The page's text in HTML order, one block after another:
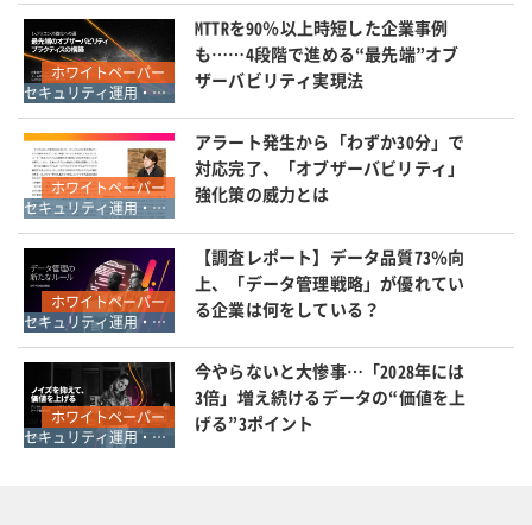
ホワイトペーパー
セキュリティ運用・SOC・SIEM・ログ管理
MTTRを90％以上時短した企業事例
も……4段階で進める“最先端”オブ
ザーバビリティ実現法
ホワイトペーパー
セキュリティ運用・SOC・SIEM・ログ管理
アラート発生から「わずか30分」で
対応完了、「オブザーバビリティ」
強化策の威力とは
ホワイトペーパー
セキュリティ運用・SOC・SIEM・ログ管理
【調査レポート】データ品質73％向
上、「データ管理戦略」が優れてい
る企業は何をしている？
ホワイトペーパー
セキュリティ運用・SOC・SIEM・ログ管理
今やらないと大惨事…「2028年には
3倍」増え続けるデータの“価値を上
げる”3ポイント